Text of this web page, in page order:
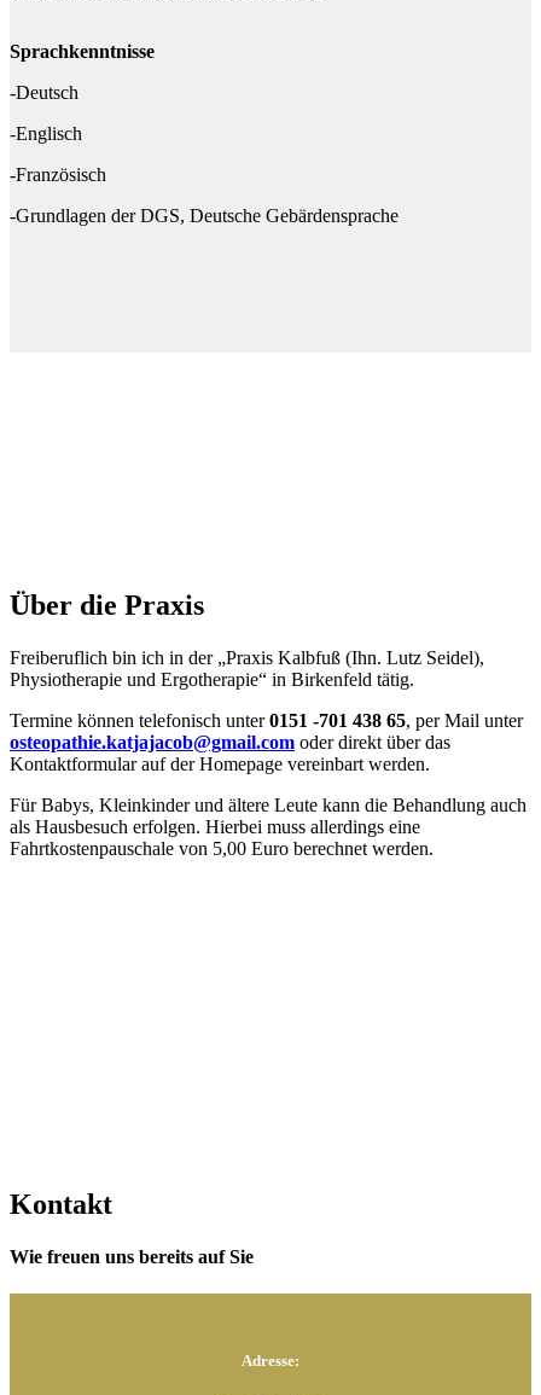
Sprachkenntnisse
-Deutsch
-Englisch
-Französisch
-Grundlagen der DGS, Deutsche Gebärdensprache
Über die Praxis
Freiberuflich bin ich in der „Praxis Kalbfuß (Ihn. Lutz Seidel),
Physiotherapie und Ergotherapie“ in Birkenfeld tätig.
Termine können telefonisch unter0151 -701 438 65, per Mail unter
osteopathie.katjajacob@gmail.com oder direkt über das
Kontaktformular auf der Homepage vereinbart werden.
Für Babys, Kleinkinder und ältere Leute kann die Behandlung auch
als Hausbesuch erfolgen. Hierbei muss allerdings eine
Fahrtkostenpauschale von 5,00 Euro berechnet werden.
Kontakt
Wie freuen uns bereits auf Sie
Adresse: